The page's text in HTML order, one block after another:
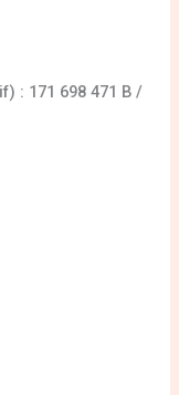
: 171 698 471 B /